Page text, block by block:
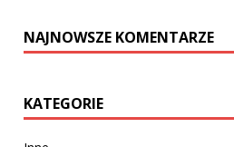
NAJNOWSZE KOMENTARZE
KATEGORIE